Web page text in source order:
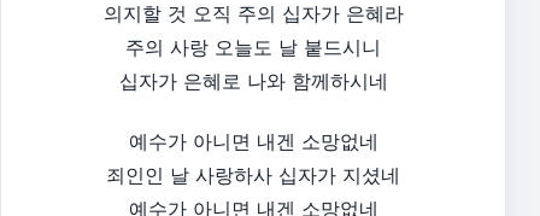
의지할 것 오직 주의 십자가 은혜라
주의 사랑 오늘도 날 붙드시니
십자가 은혜로 나와 함께하시네
예수가 아니면 내겐 소망없네
죄인인 날 사랑하사 십자가 지셨네
예수가 아니면 내겐 소망없네